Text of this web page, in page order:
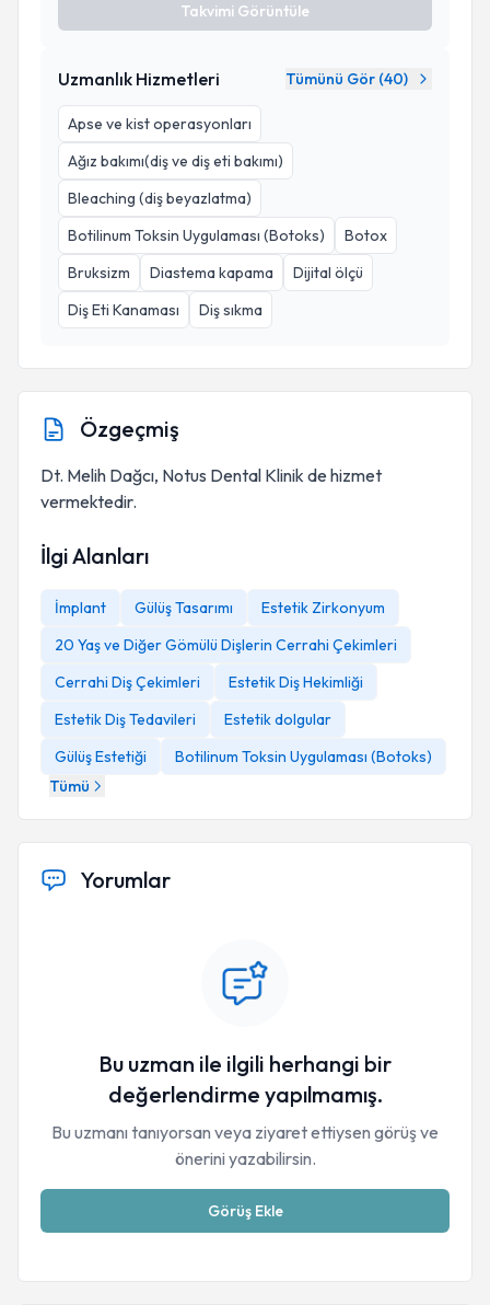
Takvimi Görüntüle
Uzmanlık Hizmetleri Tümünü Gör (40)
Apse ve kist operasyonları
Ağız bakımı(diş ve diş eti bakımı)
Bleaching (diş beyazlatma)
Botilinum Toksin Uygulaması (Botoks)
Botox
Bruksizm
Diastema kapama
Dijital ölçü
Diş Eti Kanaması
Diş sıkma
Özgeçmiş
Dt. Melih Dağcı, Notus Dental Klinik de hizmet
vermektedir.
İlgi Alanları
İmplant Gülüş Tasarımı
Estetik Zirkonyum
20 Yaş ve Diğer Gömülü Dişlerin Cerrahi Çekimleri
Cerrahi Diş Çekimleri
Estetik Diş Hekimliği
Estetik Diş Tedavileri
Estetik dolgular
Gülüş Estetiği
Botilinum Toksin Uygulaması (Botoks)
Tümü
Yorumlar
Bu uzman ile ilgili herhangi bir
değerlendirme yapılmamış.
Bu uzmanı tanıyorsan veya ziyaret ettiysen görüş ve
önerini yazabilirsin.
Görüş Ekle